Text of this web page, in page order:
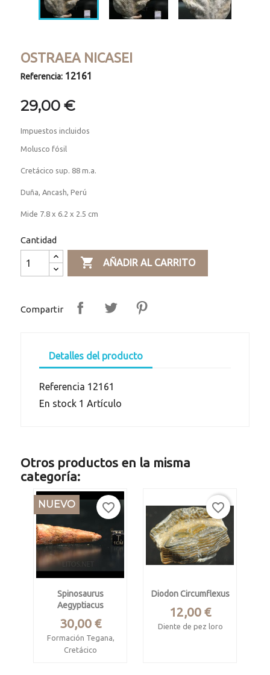
OSTRAEA NICASEI
Referencia: 12161
29,00 €
Impuestos incluidos
Molusco fósil
Cretácico sup. 88 m.a.
Duña, Ancash, Perú
Mide 7.8 x 6.2 x 2.5 cm
Cantidad
 AÑADIR AL CARRITO
Compartir
Detalles del producto
Referencia 12161
En stock 1 Artículo
Otros productos en la misma
categoría:
Spinosaurus
Aegyptiacus
Precio
30,00 €
Formación Tegana,
Cretácico
NUEVO favorite_border
Diodon Circumflexus
Precio
12,00 €
Diente de pez loro
favorite_border